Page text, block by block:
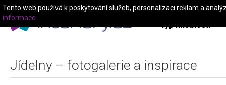
Typ místnosti
Jídelny – fotogalerie a inspirace
Tento web používá k poskytování služeb, personalizaci reklam a
informace